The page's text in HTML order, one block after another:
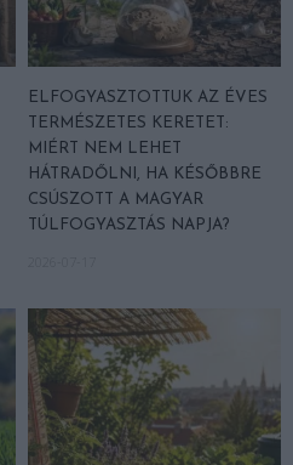
ELFOGYASZTOTTUK AZ ÉVES
TERMÉSZETES KERETET:
MIÉRT NEM LEHET
HÁTRADŐLNI, HA KÉSŐBBRE
CSÚSZOTT A MAGYAR
TÚLFOGYASZTÁS NAPJA?